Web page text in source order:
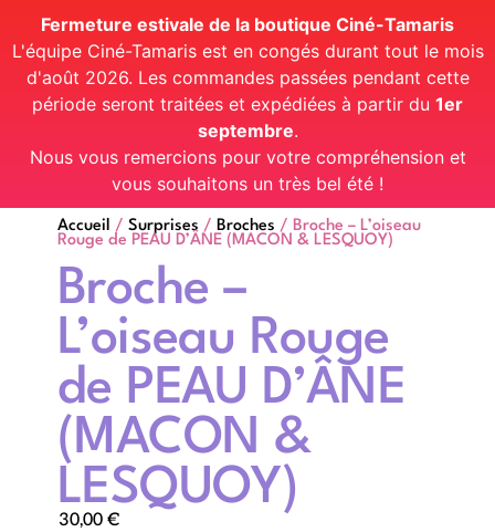
Fermeture estivale de la boutique Ciné-Tamaris
L'équipe Ciné-Tamaris est en congés durant tout le mois
d'août 2026. Les commandes passées pendant cette
période seront traitées et expédiées à partir du 1er
septembre.
Nous vous remercions pour votre compréhension et
vous souhaitons un très bel été !
Accueil / Surprises / Broches / Broche – L’oiseau
Rouge de PEAU D’ÂNE (MACON & LESQUOY)
Broche –
L’oiseau Rouge
de PEAU D’ÂNE
(MACON &
LESQUOY)
30,00 €